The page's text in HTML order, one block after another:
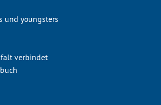
und youngsters
verbindet